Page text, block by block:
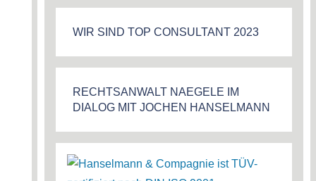
WIR SIND TOP CONSULTANT 2023
RECHTSANWALT NAEGELE IM
DIALOG MIT JOCHEN HANSELMANN